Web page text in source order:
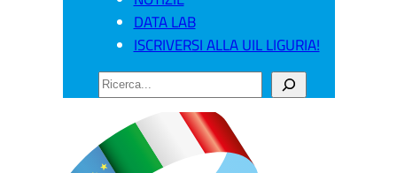
DATA LAB
ISCRIVERSI ALLA UIL LIGURIA!
CERCA